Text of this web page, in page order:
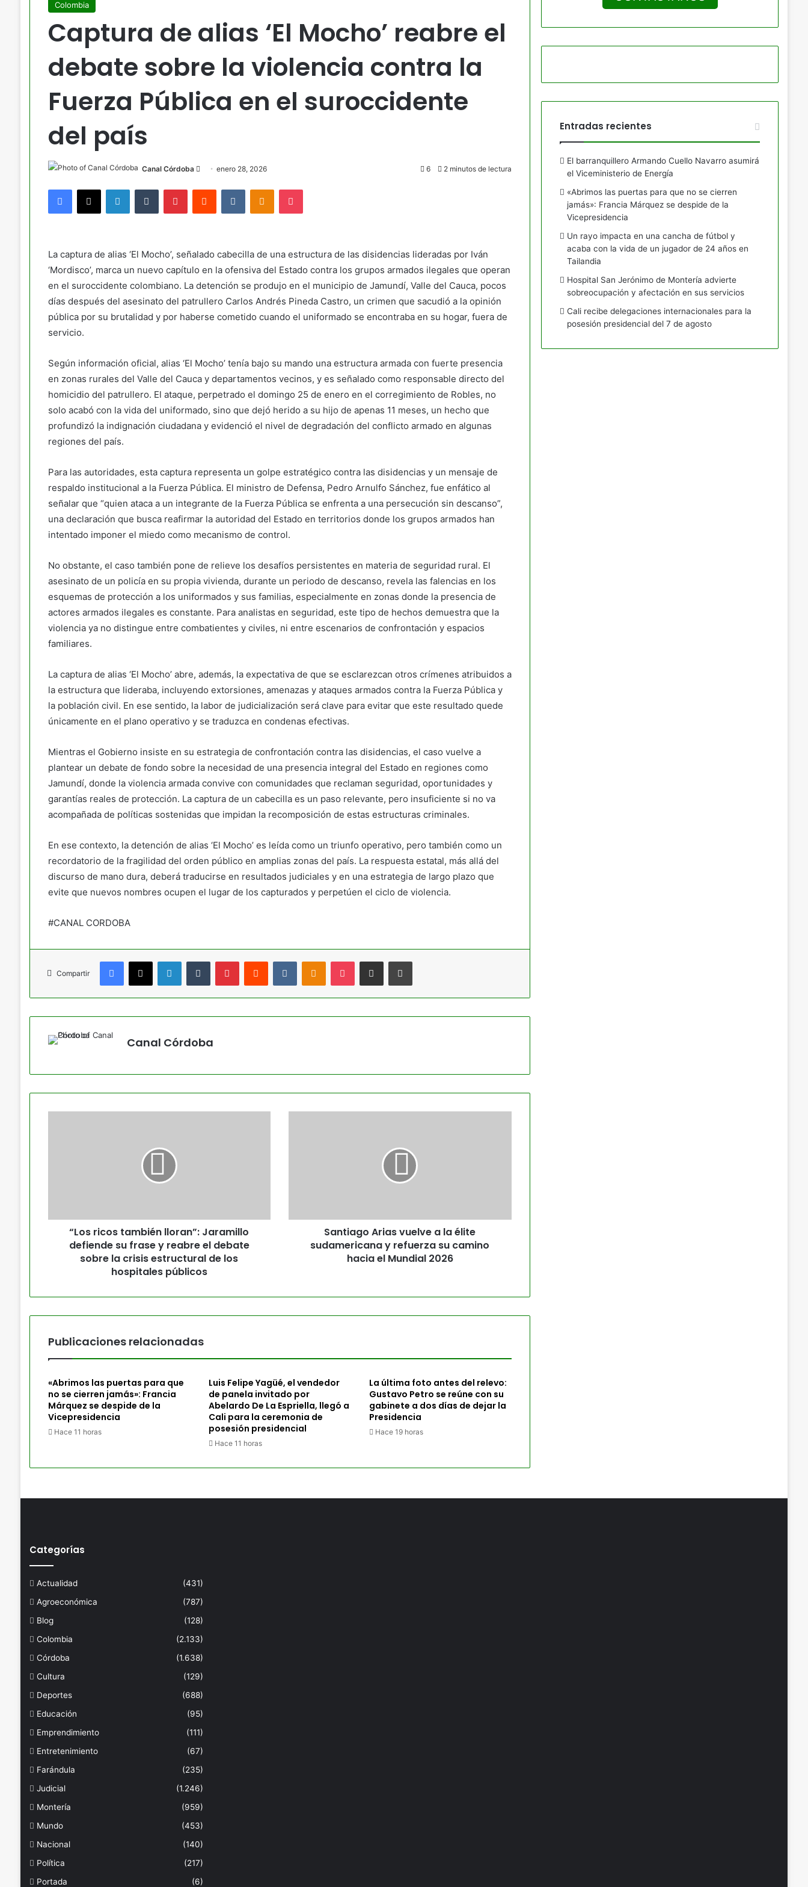
Colombia
Captura de alias ‘El Mocho’ reabre el
debate sobre la violencia contra la
Fuerza Pública en el suroccidente
del país
Canal Córdoba Send
email
enero 28, 2026 6 2 minutos de lectura
Facebook
X LinkedInTumblr PinterestReddit VKontakteOdnoklassniki
Pocket
La captura de alias ‘El Mocho’, señalado cabecilla de una estructura de las disidencias lideradas por Iván
‘Mordisco’, marca un nuevo capítulo en la ofensiva del Estado contra los grupos armados ilegales que operan
en el suroccidente colombiano. La detención se produjo en el municipio de Jamundí, Valle del Cauca, pocos
días después del asesinato del patrullero Carlos Andrés Pineda Castro, un crimen que sacudió a la opinión
pública por su brutalidad y por haberse cometido cuando el uniformado se encontraba en su hogar, fuera de
servicio.
Según información oficial, alias ‘El Mocho’ tenía bajo su mando una estructura armada con fuerte presencia
en zonas rurales del Valle del Cauca y departamentos vecinos, y es señalado como responsable directo del
homicidio del patrullero. El ataque, perpetrado el domingo 25 de enero en el corregimiento de Robles, no
solo acabó con la vida del uniformado, sino que dejó herido a su hijo de apenas 11 meses, un hecho que
profundizó la indignación ciudadana y evidenció el nivel de degradación del conflicto armado en algunas
regiones del país.
Para las autoridades, esta captura representa un golpe estratégico contra las disidencias y un mensaje de
respaldo institucional a la Fuerza Pública. El ministro de Defensa, Pedro Arnulfo Sánchez, fue enfático al
señalar que “quien ataca a un integrante de la Fuerza Pública se enfrenta a una persecución sin descanso”,
una declaración que busca reafirmar la autoridad del Estado en territorios donde los grupos armados han
intentado imponer el miedo como mecanismo de control.
No obstante, el caso también pone de relieve los desafíos persistentes en materia de seguridad rural. El
asesinato de un policía en su propia vivienda, durante un periodo de descanso, revela las falencias en los
esquemas de protección a los uniformados y sus familias, especialmente en zonas donde la presencia de
actores armados ilegales es constante. Para analistas en seguridad, este tipo de hechos demuestra que la
violencia ya no distingue entre combatientes y civiles, ni entre escenarios de confrontación y espacios
familiares.
La captura de alias ‘El Mocho’ abre, además, la expectativa de que se esclarezcan otros crímenes atribuidos a
la estructura que lideraba, incluyendo extorsiones, amenazas y ataques armados contra la Fuerza Pública y
la población civil. En ese sentido, la labor de judicialización será clave para evitar que este resultado quede
únicamente en el plano operativo y se traduzca en condenas efectivas.
Mientras el Gobierno insiste en su estrategia de confrontación contra las disidencias, el caso vuelve a
plantear un debate de fondo sobre la necesidad de una presencia integral del Estado en regiones como
Jamundí, donde la violencia armada convive con comunidades que reclaman seguridad, oportunidades y
garantías reales de protección. La captura de un cabecilla es un paso relevante, pero insuficiente si no va
acompañada de políticas sostenidas que impidan la recomposición de estas estructuras criminales.
En ese contexto, la detención de alias ‘El Mocho’ es leída como un triunfo operativo, pero también como un
recordatorio de la fragilidad del orden público en amplias zonas del país. La respuesta estatal, más allá del
discurso de mano dura, deberá traducirse en resultados judiciales y en una estrategia de largo plazo que
evite que nuevos nombres ocupen el lugar de los capturados y perpetúen el ciclo de violencia.
#CANAL CORDOBA
Compartir
Facebook
X LinkedInTumblr PinterestReddit VKontakteOdnoklassniki
Pocket Compartir por correo electrónicoImprimir
Canal Córdoba
“Los ricos también lloran”: Jaramillo
defiende su frase y reabre el debate
sobre la crisis estructural de los
hospitales públicos
Santiago Arias vuelve a la élite
sudamericana y refuerza su camino
hacia el Mundial 2026
Publicaciones relacionadas
«Abrimos las puertas para que
no se cierren jamás»: Francia
Márquez se despide de la
Vicepresidencia
Hace 11 horas
Luis Felipe Yagüé, el vendedor
de panela invitado por
Abelardo De La Espriella, llegó a
Cali para la ceremonia de
posesión presidencial
Hace 11 horas
La última foto antes del relevo:
Gustavo Petro se reúne con su
gabinete a dos días de dejar la
Presidencia
Hace 19 horas
Entradas recientes
El barranquillero Armando Cuello Navarro asumirá
el Viceministerio de Energía
«Abrimos las puertas para que no se cierren
jamás»: Francia Márquez se despide de la
Vicepresidencia
Un rayo impacta en una cancha de fútbol y
acaba con la vida de un jugador de 24 años en
Tailandia
Hospital San Jerónimo de Montería advierte
sobreocupación y afectación en sus servicios
Cali recibe delegaciones internacionales para la
posesión presidencial del 7 de agosto
Categorías
Actualidad
(431)
Agroeconómica
(787)
Blog
(128)
Colombia
(2.133)
Córdoba
(1.638)
Cultura
(129)
Deportes
(688)
Educación
(95)
Emprendimiento
(111)
Entretenimiento
(67)
Farándula
(235)
Judicial
(1.246)
Montería
(959)
Mundo
(453)
Nacional
(140)
Política
(217)
Portada
(6)